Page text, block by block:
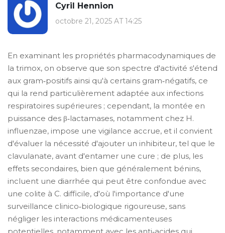
Cyril Hennion
octobre 21, 2025 AT 14:25
En examinant les propriétés pharmacodynamiques de
la trimox, on observe que son spectre d'activité s'étend
aux gram‑positifs ainsi qu'à certains gram‑négatifs, ce
qui la rend particulièrement adaptée aux infections
respiratoires supérieures ; cependant, la montée en
puissance des β‑lactamases, notamment chez H.
influenzae, impose une vigilance accrue, et il convient
d'évaluer la nécessité d'ajouter un inhibiteur, tel que le
clavulanate, avant d'entamer une cure ; de plus, les
effets secondaires, bien que généralement bénins,
incluent une diarrhée qui peut être confondue avec
une colite à C. difficile, d'où l'importance d'une
surveillance clinico‑biologique rigoureuse, sans
négliger les interactions médicamenteuses